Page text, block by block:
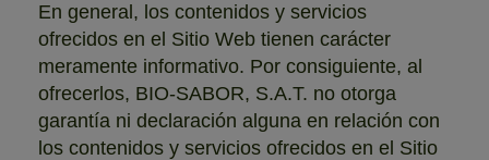
En general, los contenidos y servicios
ofrecidos en el Sitio Web tienen carácter
meramente informativo. Por consiguiente, al
ofrecerlos, BIO-SABOR, S.A.T. no otorga
garantía ni declaración alguna en relación con
los contenidos y servicios ofrecidos en el Sitio